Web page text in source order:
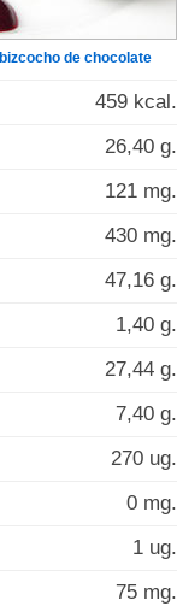
bizcocho de chocolate
459 kcal.
26,40 g.
121 mg.
430 mg.
47,16 g.
1,40 g.
27,44 g.
7,40 g.
270 ug.
0 mg.
1 ug.
75 mg.